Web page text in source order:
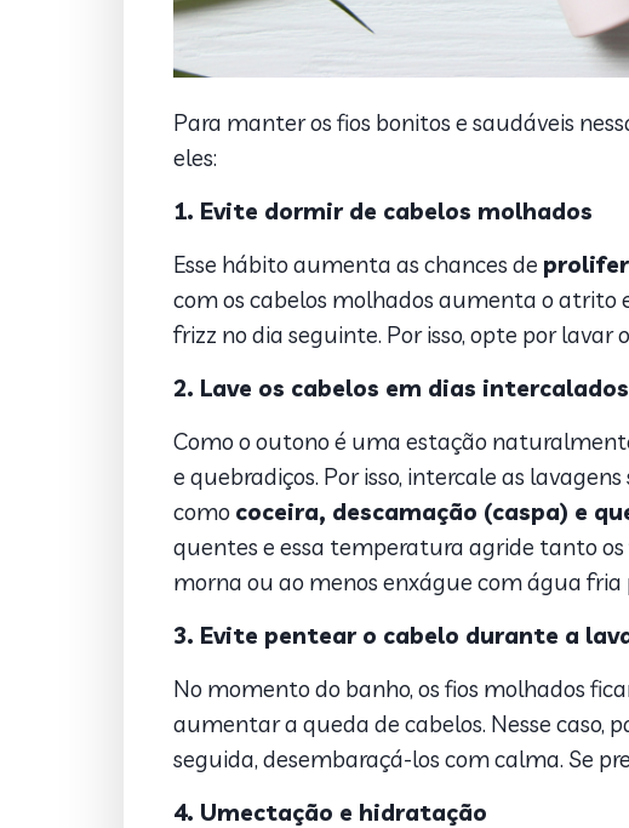
Para manter os fios bonitos e saudáveis
eles:
1. Evite dormir de cabelos molhados
Esse hábito aumenta as chances de
com os cabelos molhados aumenta o atrito
frizz no dia seguinte. Por isso, opte por
2. Lave os cabelos em dias intercalados
Como o outono é uma estação
e quebradiços. Por isso, intercale as
como coceira, descamação (caspa) e
quentes e essa temperatura agride tanto os
morna ou ao menos enxágue com água
3. Evite pentear o cabelo durante a
No momento do banho, os fios molhados
aumentar a queda de cabelos. Nesse caso,
seguida, desembaraçá-los com calma. Se
4. Umectação e hidratação